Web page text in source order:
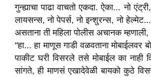
गुन्ह्याचा पाढा वाचतो एकदा. ऐका... नो
लायसन्स, नो पेपर्स, नो इन्शुरन्स, नो
असताना ती महिला पोलीस अचानक म्हणाली,
"हा... हा माणूस गाडी वळवताना मोबाईलवर
पाकीट घरी विसरले तसे मोबाईल का नाही
सांगते, ही माणसं एखादेवेळी बायको कुठे